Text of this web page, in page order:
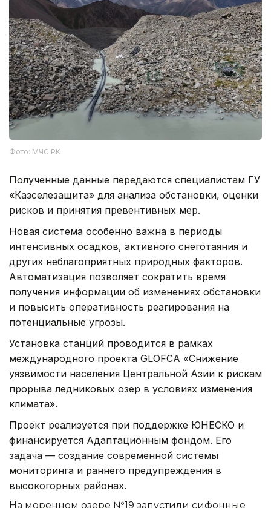
Фото: МЧС РК
Полученные данные передаются специалистам ГУ
«Казселезащита» для анализа обстановки, оценки
рисков и принятия превентивных мер.
Новая система особенно важна в периоды
интенсивных осадков, активного снеготаяния и
других неблагоприятных природных факторов.
Автоматизация позволяет сократить время
получения информации об изменениях обстановки
и повысить оперативность реагирования на
потенциальные угрозы.
Установка станций проводится в рамках
международного проекта GLOFCA «Снижение
уязвимости населения Центральной Азии к рискам
прорыва ледниковых озер в условиях изменения
климата».
Проект реализуется при поддержке ЮНЕСКО и
финансируется Адаптационным фондом. Его
задача — создание современной системы
мониторинга и раннего предупреждения в
высокогорных районах.
На моренном озере №19 запустили сифонные